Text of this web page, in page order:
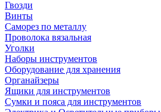
Гвозди
Винты
Саморез по металлу
Проволока вязальная
Уголки
Наборы инструментов
Оборудование для хранения
Органайзеры
Ящики для инструментов
Сумки и пояса для инструментов